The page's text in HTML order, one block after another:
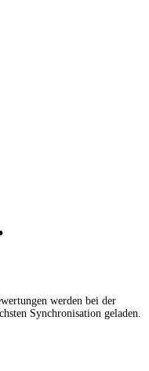
werden bei der
Synchronisation geladen.